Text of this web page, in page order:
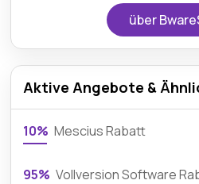
über
Aktive Angebote &
10% Mescius Rabatt
95% Vollversion Software